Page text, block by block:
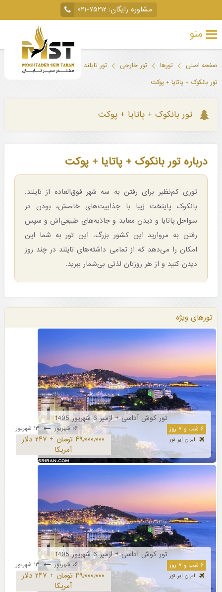
مشاوره رایگان: ۰۲۱-۷۵۲۱۲
منو
داخلی
آخری
گردشگری
صفحه اصلی تورها تور خارجی
تور تایلند
تور بانکوک + پاتایا + پوکت
تور بانکوک + پاتایا + پوکت
درباره تور بانکوک + پاتایا + پوکت
توری کم‌نظیر برای رفتن به سه شهر فوق‌العاده از تایلند.
بانکوک پایتخت زیبا با جذابیت‌های خاصش، بودن در
سواحل پاتایا و دیدن معابد و جاذبه‌های طبیعی‌اش و سپس
رفتن به مروارید این کشور بزرگ. این تور به شما این
امکان را می‌دهد که از تمامی داشته‌های تایلند در چند روز
دیدن کنید و از هر روزتان لذتی بی‌شمار ببرید.
تورهای ویژه
تور کوش آداسی + ازمیر 6 شهریور 1405
۶ شب و ۷ روز ۰۶ شهریور ۱۳ شهریور
ایران ایر تور
۴۹٫۰۰۰٫۰۰۰ تومان + ۲۴۷ دلار
آمریکا
تور کوش آداسی + ازمیر 6 شهریور 1405
۶ شب و ۷ روز ۰۶ شهریور ۱۳ شهریور
ایران ایر تور
۴۹٫۰۰۰٫۰۰۰ تومان + ۲۴۷ دلار
آمریکا